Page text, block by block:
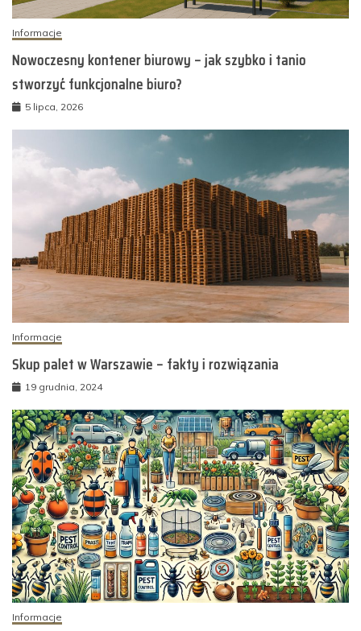
Informacje
Nowoczesny kontener biurowy – jak szybko i tanio
stworzyć funkcjonalne biuro?
5 lipca, 2026
Informacje
Skup palet w Warszawie – fakty i rozwiązania
19 grudnia, 2024
Informacje